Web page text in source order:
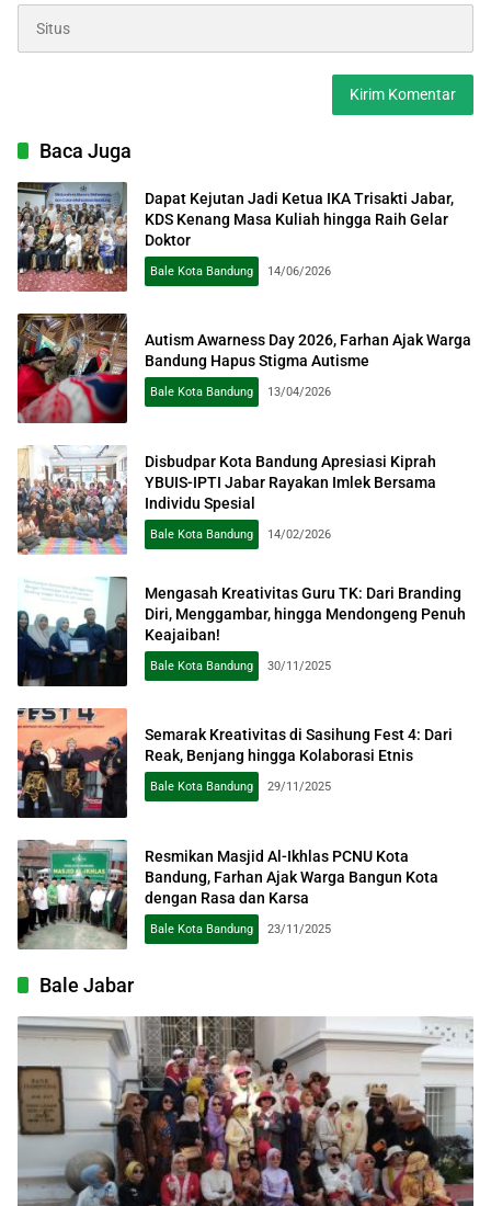
Baca Juga
Dapat Kejutan Jadi Ketua IKA Trisakti Jabar,
KDS Kenang Masa Kuliah hingga Raih Gelar
Doktor
Bale Kota Bandung 14/06/2026
Autism Awarness Day 2026, Farhan Ajak Warga
Bandung Hapus Stigma Autisme
Bale Kota Bandung 13/04/2026
Disbudpar Kota Bandung Apresiasi Kiprah
YBUIS-IPTI Jabar Rayakan Imlek Bersama
Individu Spesial
Bale Kota Bandung 14/02/2026
Mengasah Kreativitas Guru TK: Dari Branding
Diri, Menggambar, hingga Mendongeng Penuh
Keajaiban!
Bale Kota Bandung 30/11/2025
Semarak Kreativitas di Sasihung Fest 4: Dari
Reak, Benjang hingga Kolaborasi Etnis
Bale Kota Bandung 29/11/2025
Resmikan Masjid Al-Ikhlas PCNU Kota
Bandung, Farhan Ajak Warga Bangun Kota
dengan Rasa dan Karsa
Bale Kota Bandung 23/11/2025
Bale Jabar